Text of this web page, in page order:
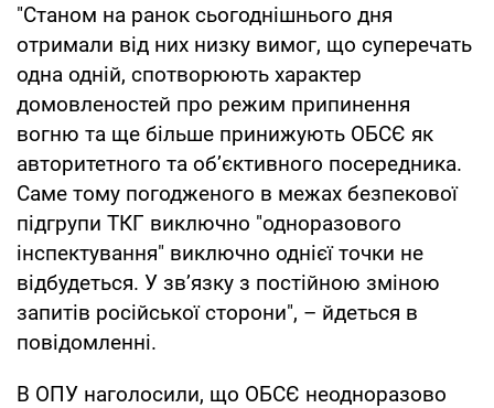
"Станом на ранок сьогоднішнього дня
отримали від них низку вимог, що суперечать
одна одній, спотворюють характер
домовленостей про режим припинення
вогню та ще більше принижують ОБСЄ як
авторитетного та об’єктивного посередника.
Саме тому погодженого в межах безпекової
підгрупи ТКГ виключно "одноразового
інспектування" виключно однієї точки не
відбудеться. У зв’язку з постійною зміною
запитів російської сторони", – йдеться в
повідомленні.
В ОПУ наголосили, що ОБСЄ неодноразово